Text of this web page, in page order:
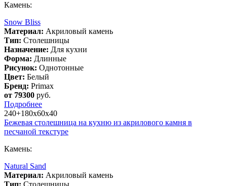
Камень:
Snow Bliss
Материал: Акриловый камень
Тип: Столешницы
Назначение: Для кухни
Форма: Длинные
Рисунок: Однотонные
Цвет: Белый
Бренд: Primax
от 79300 руб.
Подробнее
240+180x60x40
Бежевая столешница на кухню из акрилового камня в
песчаной текстуре
Камень:
Natural Sand
Материал: Акриловый камень
Тип: Столешницы